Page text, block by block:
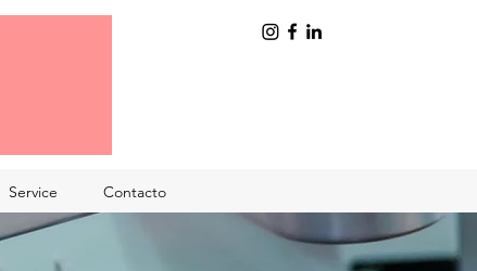
Service Contacto